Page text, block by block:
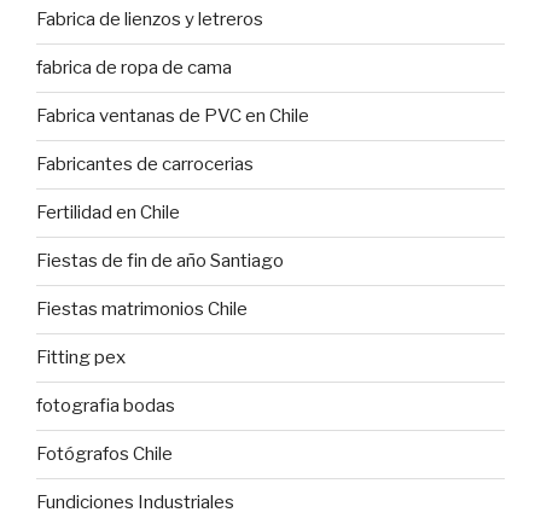
Fabrica de lienzos y letreros
fabrica de ropa de cama
Fabrica ventanas de PVC en Chile
Fabricantes de carrocerias
Fertilidad en Chile
Fiestas de fin de año Santiago
Fiestas matrimonios Chile
Fitting pex
fotografia bodas
Fotógrafos Chile
Fundiciones Industriales